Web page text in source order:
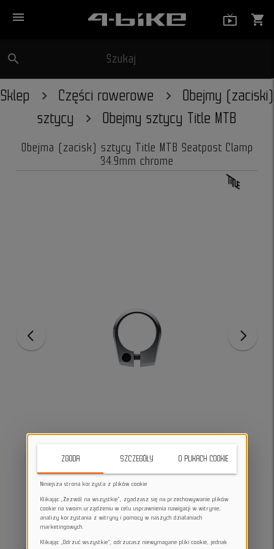
menu shopping_cart
search Szukaj
Sklep Części rowerowe
Obejmy (zaciski)
sztycy
Obejmy sztycy Title MTB
Obejma (zacisk) sztycy Title MTB Seatpost Clamp
34.9mm chrome
ZGODA SZCZEGÓŁY O PLIKACH COOKIE
Niniejsza strona korzysta z plików cookie
Klikając „Zezwól na wszystkie”, zgadzasz się na przechowywanie plików
cookie na swoim urządzeniu w celu usprawnienia nawigacji w witrynie,
analizy korzystania z witryny i pomocy w naszych działaniach
marketingowych.
Klikając „Odrzuć wszystkie”, odrzucasz niewymagane pliki cookie, jednak